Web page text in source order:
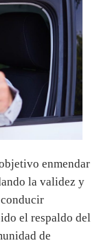
enmendar
la validez y
el respaldo del
de